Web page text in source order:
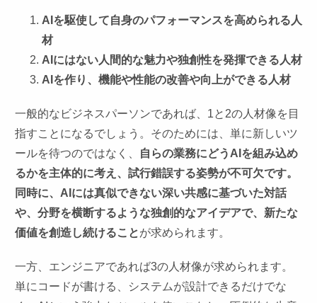
AIを駆使して⾃⾝のパフォーマンスを⾼められる⼈
材
AIにはない⼈間的な魅⼒や独創性を発揮できる人材
AIを作り、機能や性能の改善や向上ができる⼈材
一般的なビジネスパーソンであれば、1と2の人材像を目
指すことになるでしょう。そのためには、単に新しいツ
ールを待つのではなく、
自らの業務にどうAIを組み込め
るかを主体的に考え、試行錯誤する姿勢が不可欠です。
同時に、AIには真似できない深い共感に基づいた対話
や、分野を横断するような独創的なアイデアで、新たな
価値を創造し続けることが求められます。
一方、エンジニアであれば3の人材像が求められます。
単にコードが書ける、システムが設計できるだけでな